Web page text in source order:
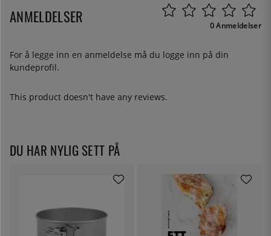
ANMELDELSER 0 Anmeldelser
For å legge inn en anmeldelse må du logge inn på din
kundeprofil.
This product doesn't have any reviews.
DU HAR NYLIG SETT PÅ